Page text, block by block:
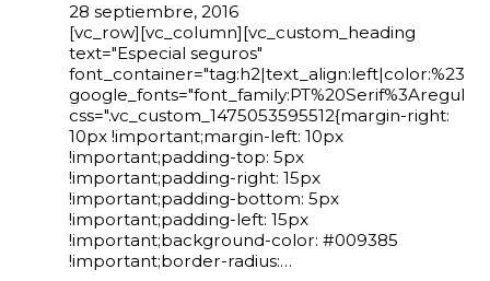
28 septiembre, 2016
[vc_row][vc_column][vc_custom_heading
text="Especial seguros"
css=".vc_custom_1475053595512{margin-right:
10px !important;margin-left: 10px
!important;padding-top: 5px
!important;padding-right: 15px
!important;padding-bottom: 5px
!important;padding-left: 15px
!important;background-color: #009385
!important;border-radius:…